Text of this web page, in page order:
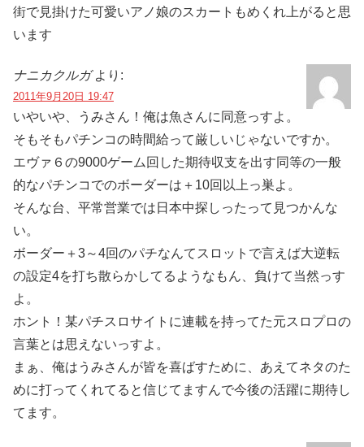
街で見掛けた可愛いアノ娘のスカートもめくれ上がると思
います
ナニカクルガ より:
2011年9月20日 19:47
いやいや、うみさん！俺は魚さんに同意っすよ。
そもそもパチンコの時間給って厳しいじゃないですか。
エヴァ６の9000ゲーム回した期待収支を出す同等の一般
的なパチンコでのボーダーは＋10回以上っ巣よ。
そんな台、平常営業では日本中探しったって見つかんな
い。
ボーダー＋3～4回のパチなんてスロットで言えば大逆転
の設定4を打ち散らかしてるようなもん、負けて当然っす
よ。
ホント！某パチスロサイトに連載を持ってた元スロプロの
言葉とは思えないっすよ。
まぁ、俺はうみさんが皆を喜ばすために、あえてネタのた
めに打ってくれてると信じてますんで今後の活躍に期待し
てます。